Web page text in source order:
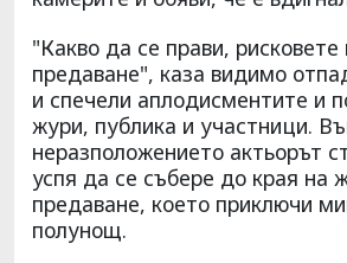
"Какво да се прави,
предаване", каза видимо
и спечели аплодисментите и
жури, публика и участници.
неразположението актьорът
успя да се събере до края на
предаване, което приключи
полунощ.